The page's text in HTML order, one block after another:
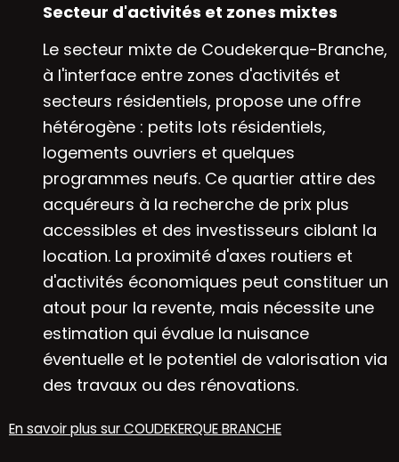
Secteur d'activités et zones mixtes
Le secteur mixte de Coudekerque-Branche,
à l'interface entre zones d'activités et
secteurs résidentiels, propose une offre
hétérogène : petits lots résidentiels,
logements ouvriers et quelques
programmes neufs. Ce quartier attire des
acquéreurs à la recherche de prix plus
accessibles et des investisseurs ciblant la
location. La proximité d'axes routiers et
d'activités économiques peut constituer un
atout pour la revente, mais nécessite une
estimation qui évalue la nuisance
éventuelle et le potentiel de valorisation via
des travaux ou des rénovations.
En savoir plus sur COUDEKERQUE BRANCHE